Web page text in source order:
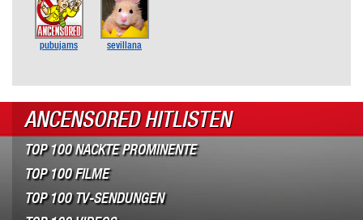
pubujams sevillana
ANCENSORED HITLISTEN
TOP 100 NACKTE PROMINENTE
TOP 100 FILME
TOP 100 TV-SENDUNGEN